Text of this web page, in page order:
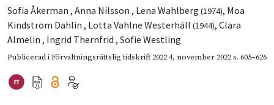
Sofia Åkerman , Anna Nilsson , Lena Wahlberg (1974), Moa
Kindström Dahlin , Lotta Vahlne Westerhäll (1944), Clara
Almelin , Ingrid Thernfrid , Sofie Westling
Publicerad iFörvaltningsrättslig tidskrift 2022 4, november 2022s. 605–626